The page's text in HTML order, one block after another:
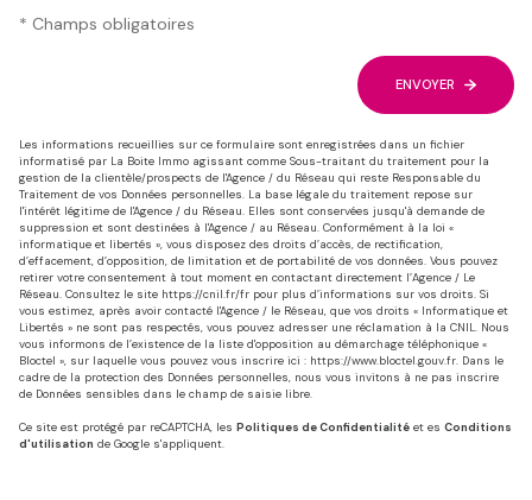
* Champs obligatoires
ENVOYER
Les informations recueillies sur ce formulaire sont enregistrées dans un fichier
informatisé par La Boite Immo agissant comme Sous-traitant du traitement pour la
gestion de la clientèle/prospects de l'Agence / du Réseau qui reste Responsable du
Traitement de vos Données personnelles. La base légale du traitement repose sur
l'intérêt légitime de l'Agence / du Réseau. Elles sont conservées jusqu'à demande de
suppression et sont destinées à l'Agence / au Réseau. Conformément à la loi «
informatique et libertés », vous disposez des droits d’accès, de rectification,
d’effacement, d’opposition, de limitation et de portabilité de vos données. Vous pouvez
retirer votre consentement à tout moment en contactant directement l’Agence / Le
Réseau. Consultez le site https://cnil.fr/fr pour plus d’informations sur vos droits. Si
vous estimez, après avoir contacté l'Agence / le Réseau, que vos droits « Informatique et
Libertés » ne sont pas respectés, vous pouvez adresser une réclamation à la CNIL. Nous
vous informons de l’existence de la liste d'opposition au démarchage téléphonique «
Bloctel », sur laquelle vous pouvez vous inscrire ici : https://www.bloctel.gouv.fr. Dans le
cadre de la protection des Données personnelles, nous vous invitons à ne pas inscrire
de Données sensibles dans le champ de saisie libre.
Ce site est protégé par reCAPTCHA, les Politiques de Confidentialité et es Conditions
d'utilisation de Google s'appliquent.